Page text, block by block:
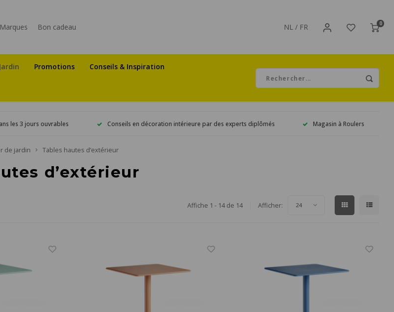
Marques Bon cadeau NL / FR 0
Jardin Promotions Conseils & Inspiration
les 3 jours ouvrables Conseils en décoration intérieure par des experts diplômés Magasin à Roulers
de jardin Tables hautes d’extérieur
d’extérieur
Affiche 1 - 14 de 14 Afficher: 24